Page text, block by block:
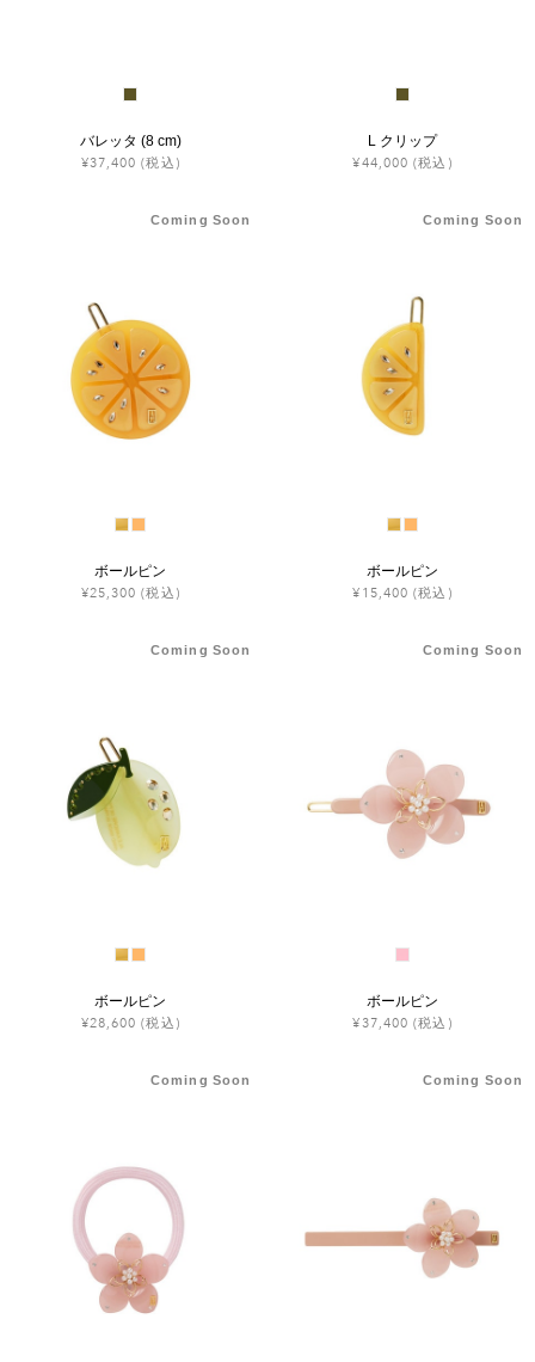
ニュース
バレッタ (8 cm)
¥37,400 (税込)
L クリップ
¥44,000 (税込)
Coming Soon
ボールピン
¥25,300 (税込)
Coming Soon
ボールピン
¥15,400 (税込)
Coming Soon
ボールピン
¥28,600 (税込)
Coming Soon
ボールピン
¥37,400 (税込)
Coming Soon Coming Soon